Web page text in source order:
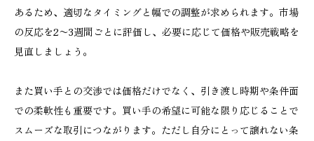
あるため、適切なタイミングと幅での調整が求められます。市場
の反応を2〜3週間ごとに評価し、必要に応じて価格や販売戦略を
見直しましょう。
また買い手との交渉では価格だけでなく、引き渡し時期や条件面
での柔軟性も重要です。買い手の希望に可能な限り応じることで
スムーズな取引につながります。ただし自分にとって譲れない条